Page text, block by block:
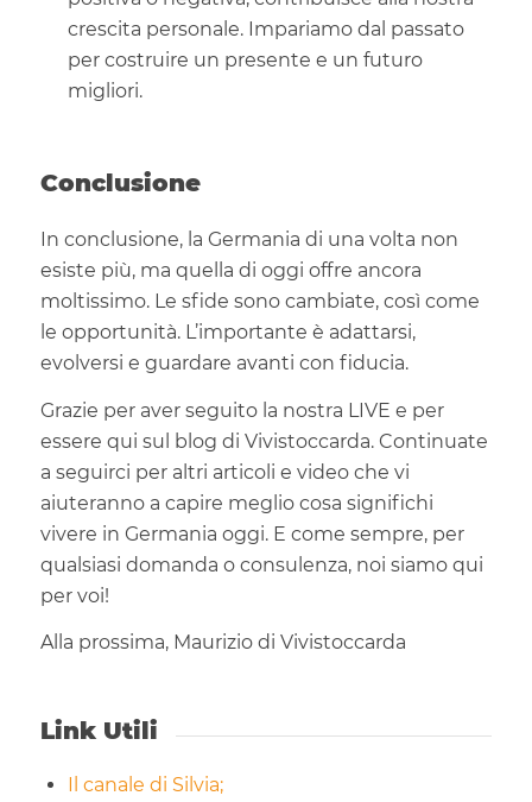
crescita personale. Impariamo dal passato
per costruire un presente e un futuro
migliori.
Conclusione
In conclusione, la Germania di una volta non
esiste più, ma quella di oggi offre ancora
moltissimo. Le sfide sono cambiate, così come
le opportunità. L’importante è adattarsi,
evolversi e guardare avanti con fiducia.
Grazie per aver seguito la nostra LIVE e per
essere qui sul blog di Vivistoccarda. Continuate
a seguirci per altri articoli e video che vi
aiuteranno a capire meglio cosa significhi
vivere in Germania oggi. E come sempre, per
qualsiasi domanda o consulenza, noi siamo qui
per voi!
Alla prossima, Maurizio di Vivistoccarda
Link Utili
Il canale di Silvia;